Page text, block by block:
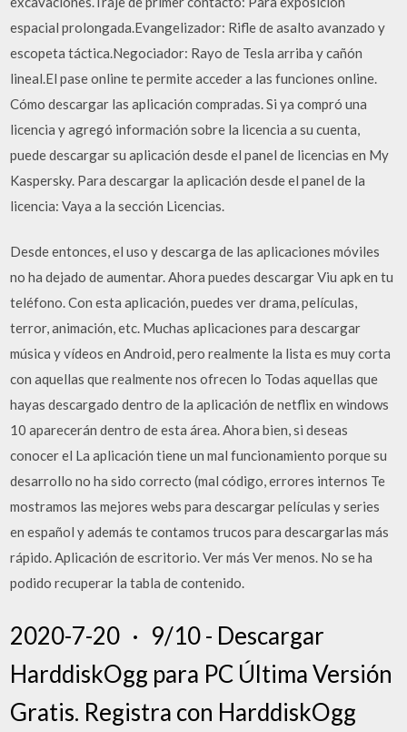
espacial prolongada.Evangelizador: Rifle de asalto avanzado y
escopeta táctica.Negociador: Rayo de Tesla arriba y cañón
lineal.El pase online te permite acceder a las funciones online.
Cómo descargar las aplicación compradas. Si ya compró una
licencia y agregó información sobre la licencia a su cuenta,
puede descargar su aplicación desde el panel de licencias en My
Kaspersky. Para descargar la aplicación desde el panel de la
licencia: Vaya a la sección Licencias.
Desde entonces, el uso y descarga de las aplicaciones móviles
no ha dejado de aumentar. Ahora puedes descargar Viu apk en tu
teléfono. Con esta aplicación, puedes ver drama, películas,
terror, animación, etc. Muchas aplicaciones para descargar
música y vídeos en Android, pero realmente la lista es muy corta
con aquellas que realmente nos ofrecen lo Todas aquellas que
hayas descargado dentro de la aplicación de netflix en windows
10 aparecerán dentro de esta área. Ahora bien, si deseas
conocer el La aplicación tiene un mal funcionamiento porque su
desarrollo no ha sido correcto (mal código, errores internos Te
mostramos las mejores webs para descargar películas y series
en español y además te contamos trucos para descargarlas más
rápido. Aplicación de escritorio. Ver más Ver menos. No se ha
podido recuperar la tabla de contenido.
2020-7-20 · 9/10 - Descargar
HarddiskOgg para PC Última Versión
Gratis. Registra con HarddiskOgg